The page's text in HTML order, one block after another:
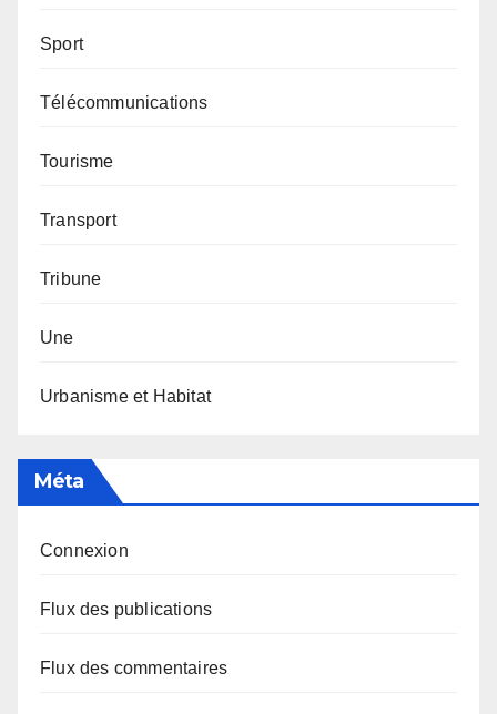
Sport
Télécommunications
Tourisme
Transport
Tribune
Une
Urbanisme et Habitat
Méta
Connexion
Flux des publications
Flux des commentaires